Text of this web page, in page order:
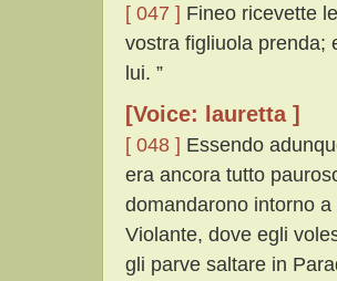
[ 047 ] Fineo ricevette
vostra figliuola prenda;
lui. ”
[Voice: lauretta ]
[ 048 ] Essendo
era ancora tutto
domandarono intorno
Violante, dove egli
gli parve saltare in